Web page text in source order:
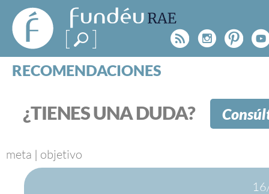
FundéuRAE
- Fundación
del Español
Urgente
Rss
RECOMENDACIONES
CATEGORÍAS
ESPECIALES
BLOG
NOTICIAS
SOBRE LA FUNDÉURAE
¿TIENES UNA DUDA?
meta | objetivo